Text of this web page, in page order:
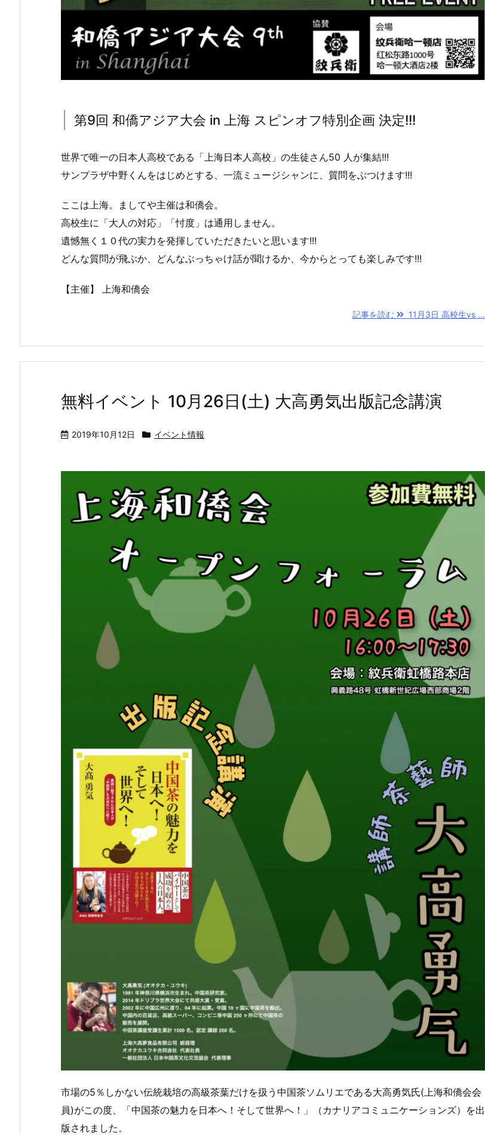
第9回 和僑アジア大会 in 上海 スピンオフ特別企画 決定!!!
世界で唯一の日本人高校である「上海日本人高校」の生徒さん50 人が集結!!!
サンプラザ中野くんをはじめとする、一流ミュージシャンに、質問をぶつけます!!!
ここは上海。ましてや主催は和僑会。
高校生に「大人の対応」「忖度」は通用しません。
遺憾無く１０代の実力を発揮していただきたいと思います!!!
どんな質問が飛ぶか、どんなぶっちゃけ話が聞けるか、今からとっても楽しみです!!!
【主催】 上海和僑会
記事を読む 11月3日 高校生vs ...
無料イベント 10月26日(土) 大高勇気出版記念講演
2019年10月12日 イベント情報
市場の5％しかない伝統栽培の高級茶葉だけを扱う中国茶ソムリエである大高勇気氏(上海和僑会会
員)がこの度、「中国茶の魅力を日本へ！そして世界へ！」（カナリアコミュニケーションズ）を出
版されました。